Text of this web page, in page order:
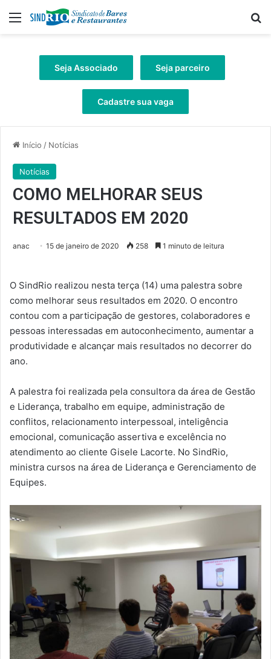
Menu
Seja Associado Seja parceiro
Cadastre sua vaga
Início / Notícias
Notícias
COMO MELHORAR SEUS
RESULTADOS EM 2020
anac 15 de janeiro de 2020 258 1 minuto de leitura
O SindRio realizou nesta terça (14) uma palestra sobre
como melhorar seus resultados em 2020. O encontro
contou com a participação de gestores, colaboradores e
pessoas interessadas em autoconhecimento, aumentar a
produtividade e alcançar mais resultados no decorrer do
ano.
A palestra foi realizada pela consultora da área de Gestão
e Liderança, trabalho em equipe, administração de
conflitos, relacionamento interpessoal, inteligência
emocional, comunicação assertiva e excelência no
atendimento ao cliente Gisele Lacorte. No SindRio,
ministra cursos na área de Liderança e Gerenciamento de
Equipes.